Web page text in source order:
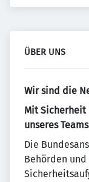
ÜBER UNS
Wir sind die
Mit Sicherheit
unseres
Die
Behörden